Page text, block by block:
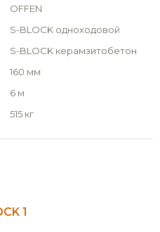
OFFEN
S-BLOCK одноходовой
S-BLOCK керамзитобетон
160 мм
6 м
515 кг
1